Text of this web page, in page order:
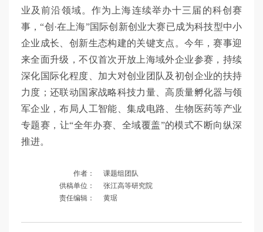
业及前沿领域。作为上海连续举办十三届的科创赛
事，“创·在上海”国际创新创业大赛已成为科技型中小
企业成长、创新生态构建的关键支点。今年，赛事迎
来全面升级，不仅首次开放上海域外企业参赛，持续
深化国际化程度、加大对创业团队及初创企业的扶持
力度；还联动国家战略科技力量、高质量孵化器与领
军企业，布局人工智能、集成电路、生物医药等产业
专题赛，让“全年办赛、全域覆盖”的模式不断向纵深
推进。
作者：
课题组团队
供稿单位：
张江高等研究院
责任编辑：
黄琚